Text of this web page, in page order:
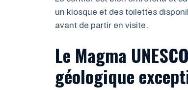
un kiosque et des toilettes
avant de partir en visite.
Le Magma
géologique